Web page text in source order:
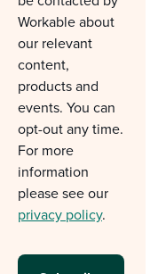
Workable about
our relevant
content,
products and
events. You can
opt-out any time.
For more
information
please see our
privacy policy.